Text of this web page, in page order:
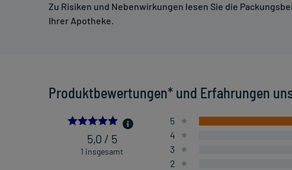
Zu Risiken und Nebenwirkungen lesen Sie die
Ihrer Apotheke.
Produktbewertungen* und Erfahrungen
5.0
5,0 / 5
1 insgesamt
5
4
3
2